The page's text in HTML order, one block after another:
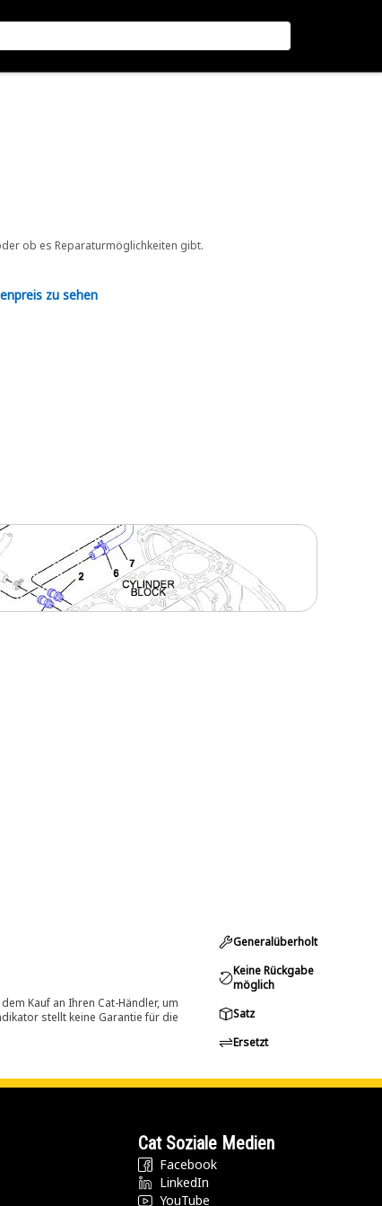
ob es Reparaturmöglichkeiten gibt.
zu sehen
Kauf an Ihren Cat-Händler, um
stellt keine Garantie für die
Generalüberholt
Keine Rückgabe
möglich
Satz
Ersetzt
Cat Soziale Medien
Facebook
LinkedIn
YouTube